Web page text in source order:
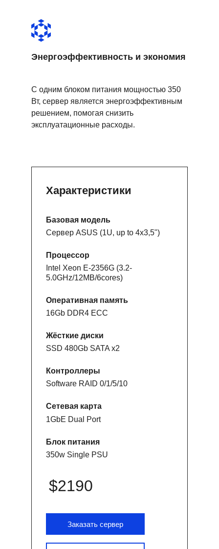
Энергоэффективность и экономия
С одним блоком питания мощностью 350
Вт, сервер является энергоэффективным
решением, помогая снизить
эксплуатационные расходы.
Характеристики
Базовая модель
Сервер ASUS (1U, up to 4x3,5")
Процессор
Intel Xeon E-2356G (3.2-
5.0GHz/12MB/6cores)
Оперативная память
16Gb DDR4 ECC
Жёсткие диски
SSD 480Gb SATA x2
Контроллеры
Software RAID 0/1/5/10
Сетевая карта
1GbE Dual Port
Блок питания
350w Single PSU
$2190
Заказать сервер